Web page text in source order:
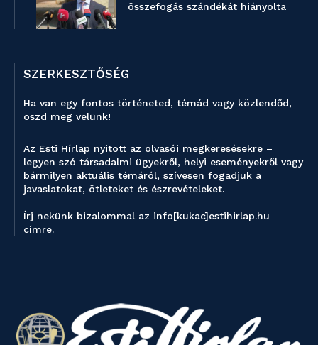
összefogás szándékát hiányolta
SZERKESZTŐSÉG
Ha van egy fontos történeted, témád vagy közlendőd,
oszd meg velünk!
Az Esti Hírlap nyitott az olvasói megkeresésekre –
legyen szó társadalmi ügyekről, helyi eseményekről vagy
bármilyen aktuális témáról, szívesen fogadjuk a
javaslatokat, ötleteket és észrevételeket.
Írj nekünk bizalommal az info[kukac]estihirlap.hu
címre.